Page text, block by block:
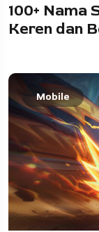
100+ Nama
Keren dan
Mobile